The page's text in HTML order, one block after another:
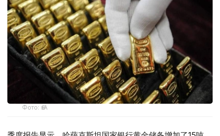
Фото: ӨзА